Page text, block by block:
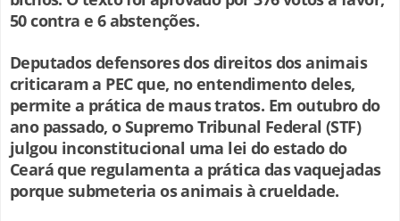
50 contra e 6 abstenções.
Deputados defensores dos direitos dos animais
criticaram a PEC que, no entendimento deles,
permite a prática de maus tratos. Em outubro do
ano passado, o Supremo Tribunal Federal (STF)
julgou inconstitucional uma lei do estado do
Ceará que regulamenta a prática das vaquejadas
porque submeteria os animais à crueldade.